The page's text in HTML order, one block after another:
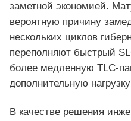
заметной экономией.
вероятную причину
нескольких циклов
переполняют быстрый
более медленную TLC-
дополнительную
В качестве решения